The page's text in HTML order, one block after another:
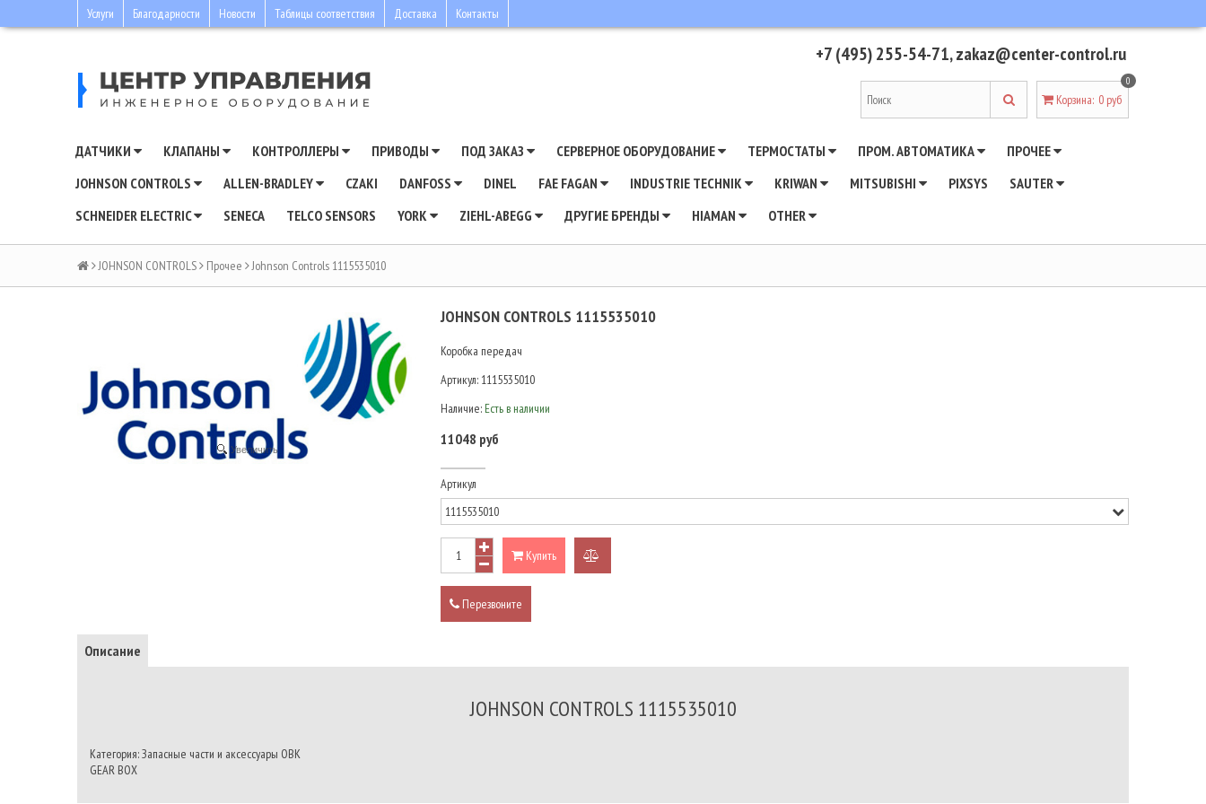
Услуги Благодарности Новости Таблицы соответствия Доставка Контакты
+7 (495) 255-54-71,zakaz@center-control.ru
Корзина:
0
0 руб
ДАТЧИКИ КЛАПАНЫ КОНТРОЛЛЕРЫ ПРИВОДЫ ПОД ЗАКАЗ СЕРВЕРНОЕ ОБОРУДОВАНИЕ ТЕРМОСТАТЫ ПРОМ. АВТОМАТИКА
ПРОЧЕЕ
JOHNSON CONTROLS
ALLEN-BRADLEY CZAKI DANFOSS DINEL FAE FAGAN INDUSTRIE TECHNIK KRIWAN MITSUBISHI PIXSYS
SAUTER
SCHNEIDER ELECTRIC
SENECA TELCO SENSORS YORK ZIEHL-ABEGG ДРУГИЕ БРЕНДЫ HIAMAN OTHER
JOHNSON CONTROLS Прочее Johnson Controls 1115535010
Увеличить
JOHNSON CONTROLS 1115535010
Коробка передач
Артикул: 1115535010
Наличие: Есть в наличии
11048 руб
Артикул
Купить
Перезвоните
Описание
JOHNSON CONTROLS 1115535010
Категория: Запасные части и аксессуары ОВК
GEAR BOX